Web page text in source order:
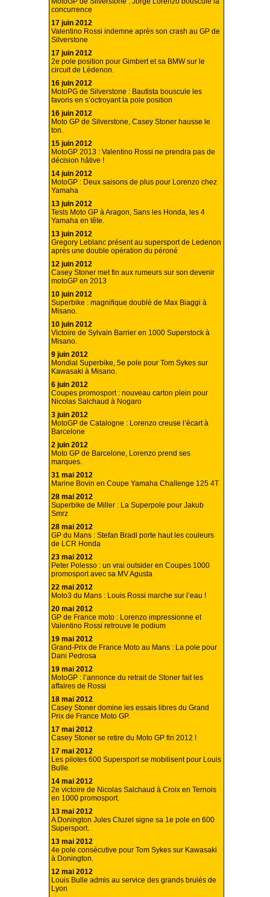
concurrence
17 juin 2012
Valentino Rossi indemne après son crash au GP de
Silverstone
17 juin 2012
2e pole position pour Gimbert et sa BMW sur le
circuit de Lédenon.
16 juin 2012
MotoPG de Silverstone : Bautista bouscule les
favoris en s’octroyant la pole position
16 juin 2012
Moto GP de Silverstone, Casey Stoner hausse le
ton.
15 juin 2012
MotoGP 2013 : Valentino Rossi ne prendra pas de
décision hâtive !
14 juin 2012
MotoGP : Deux saisons de plus pour Lorenzo chez
Yamaha
13 juin 2012
Tests Moto GP à Aragon, Sans les Honda, les 4
Yamaha en tête.
13 juin 2012
Gregory Leblanc présent au supersport de Ledenon
après une double opération du péroné
12 juin 2012
Casey Stoner met fin aux rumeurs sur son devenir
motoGP en 2013
10 juin 2012
Superbike : magnifique doublé de Max Biaggi à
Misano.
10 juin 2012
Victoire de Sylvain Barrier en 1000 Superstock à
Misano.
9 juin 2012
Mondial Superbike, 5e pole pour Tom Sykes sur
Kawasaki à Misano.
6 juin 2012
Coupes promosport : nouveau carton plein pour
Nicolas Salchaud à Nogaro
3 juin 2012
MotoGP de Catalogne : Lorenzo creuse l’écart à
Barcelone
2 juin 2012
Moto GP de Barcelone, Lorenzo prend ses
marques.
31 mai 2012
Marine Bovin en Coupe Yamaha Challenge 125 4T
28 mai 2012
Superbike de Miller : La Superpole pour Jakub
Smrz
28 mai 2012
GP du Mans : Stefan Bradl porte haut les couleurs
de LCR Honda
23 mai 2012
Peter Polesso : un vrai outsider en Coupes 1000
promosport avec sa MV Agusta
22 mai 2012
Moto3 du Mans : Louis Rossi marche sur l’eau !
20 mai 2012
GP de France moto : Lorenzo impressionne et
Valentino Rossi retrouve le podium
19 mai 2012
Grand-Prix de France Moto au Mans : La pole pour
Dani Pedrosa
19 mai 2012
MotoGP : l’annonce du retrait de Stoner fait les
affaires de Rossi
18 mai 2012
Casey Stoner domine les essais libres du Grand
Prix de France Moto GP.
17 mai 2012
Casey Stoner se retire du Moto GP fin 2012 !
17 mai 2012
Les pilotes 600 Supersport se mobilisent pour Louis
Bulle.
14 mai 2012
2e victoire de Nicolas Salchaud à Croix en Ternois
en 1000 promosport.
13 mai 2012
A Donington Jules Cluzel signe sa 1e pole en 600
Supersport.
13 mai 2012
4e pole consécutive pour Tom Sykes sur Kawasaki
à Donington.
12 mai 2012
Louis Bulle admis au service des grands brulés de
Lyon